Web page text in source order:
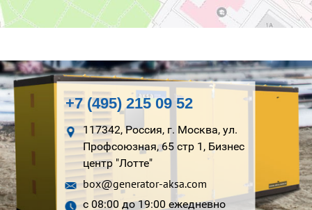
+7 (495) 215 09 52
117342, Россия, г. Москва, ул.
Профсоюзная, 65 стр 1, Бизнес
центр "Лотте"
box@generator-aksa.com
с 08:00 до 19:00 ежедневно